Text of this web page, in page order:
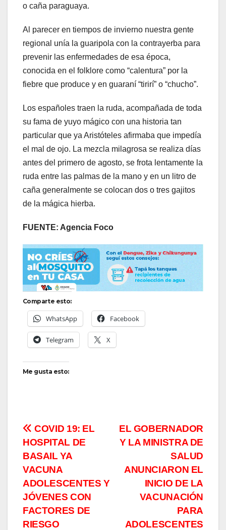
o caña paraguaya.
Al parecer en tiempos de invierno nuestra gente
regional unía la guaripola con la contrayerba para
prevenir las enfermedades de esa época,
conocida en el folklore como “calentura” por la
fiebre que produce y en guaraní “tirirí” o “chucho”.
Los españoles traen la ruda, acompañada de toda
su fama de yuyo mágico con una historia tan
particular que ya Aristóteles afirmaba que impedía
el mal de ojo. La mezcla milagrosa se realiza días
antes del primero de agosto, se frota lentamente la
ruda entre las palmas de la mano y en un litro de
caña generalmente se colocan dos o tres gajitos
de la mágica hierba.
FUENTE: Agencia Foco
Comparte esto:
WhatsApp Facebook
Telegram X
Me gusta esto:
Navegación
de
entradas
EL GOBERNADOR
Y LA MINISTRA DE
SALUD
ANUNCIARON EL
INICIO DE LA
VACUNACIÓN
PARA
ADOLESCENTES
COVID 19: EL
HOSPITAL DE
BASAIL YA
VACUNA
ADOLESCENTES Y
JÓVENES CON
FACTORES DE
RIESGO